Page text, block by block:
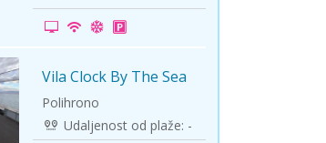
Solun polazak iz Niša
Temišvar polazak iz Niša
Vila Clock By The Sea
Polihrono
Udaljenost od plaže: -